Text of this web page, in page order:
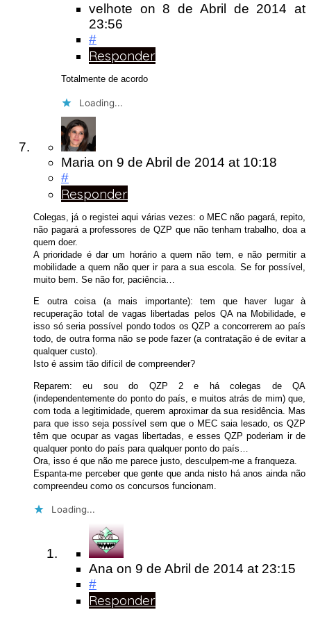
velhote on8 de Abril de 2014at
23:56
#
Responder
Totalmente de acordo
Loading...
Maria on 9 de Abril de 2014 at 10:18
#
Responder
Colegas, já o registei aqui várias vezes: o MEC não pagará, repito,
não pagará a professores de QZP que não tenham trabalho, doa a
quem doer.
A prioridade é dar um horário a quem não tem, e não permitir a
mobilidade a quem não quer ir para a sua escola. Se for possível,
muito bem. Se não for, paciência…
E outra coisa (a mais importante): tem que haver lugar à
recuperação total de vagas libertadas pelos QA na Mobilidade, e
isso só seria possível pondo todos os QZP a concorrerem ao país
todo, de outra forma não se pode fazer (a contratação é de evitar a
qualquer custo).
Isto é assim tão difícil de compreender?
Reparem: eu sou do QZP 2 e há colegas de QA
(independentemente do ponto do país, e muitos atrás de mim) que,
com toda a legitimidade, querem aproximar da sua residência. Mas
para que isso seja possível sem que o MEC saia lesado, os QZP
têm que ocupar as vagas libertadas, e esses QZP poderiam ir de
qualquer ponto do país para qualquer ponto do país…
Ora, isso é que não me parece justo, desculpem-me a franqueza.
Espanta-me perceber que gente que anda nisto há anos ainda não
compreendeu como os concursos funcionam.
Loading...
Ana on 9 de Abril de 2014 at 23:15
#
Responder